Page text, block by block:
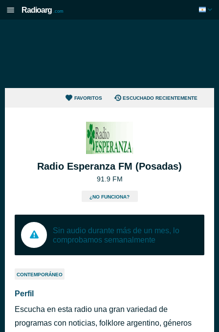
Radioarg .com
FAVORITOS ESCUCHADO RECIENTEMENTE
Radio Esperanza FM (Posadas)
91.9 FM
¿NO FUNCIONA?
Sin audio durante más de un mes, lo
comprobamos semanalmente
CONTEMPORÁNEO
Perfil
Escucha en esta radio una gran variedad de
programas con noticias, folklore argentino, géneros